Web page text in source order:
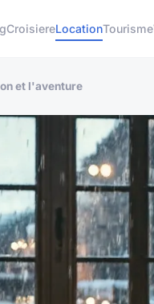
CroisiereLocationTourisme
et l'aventure